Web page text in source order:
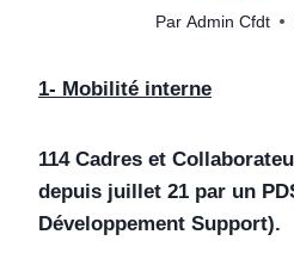
Par Admin Cfdt
1- Mobilité interne
114 Cadres et
depuis juillet 21 par un
Développement Support).